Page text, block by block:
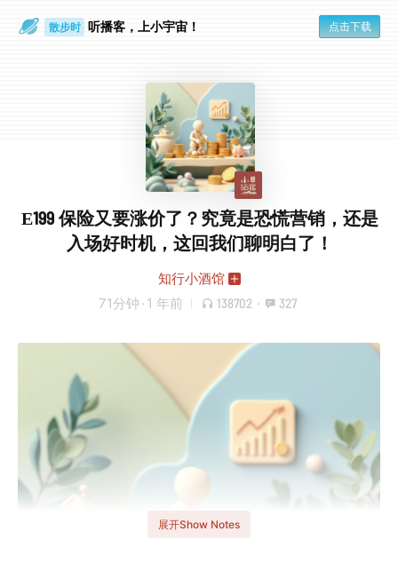
散步时 听播客，上小宇宙！ 点击下载
E199 保险又要涨价了？究竟是恐慌营销，还是
入场好时机，这回我们聊明白了！
知行小酒馆
71分钟 · 1 年前 138702 · 327
展开Show Notes